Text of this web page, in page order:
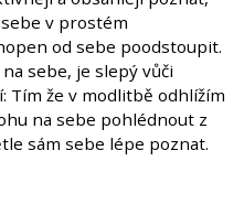
v prostém
od sebe poodstoupit.
sebe, je slepý vůči
Tím že v modlitbě odhlížím
na sebe pohlédnout z
sám sebe lépe poznat.